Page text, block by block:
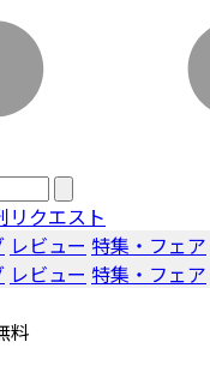
リクエスト
レビュー 特集・フェア
レビュー 特集・フェア
料